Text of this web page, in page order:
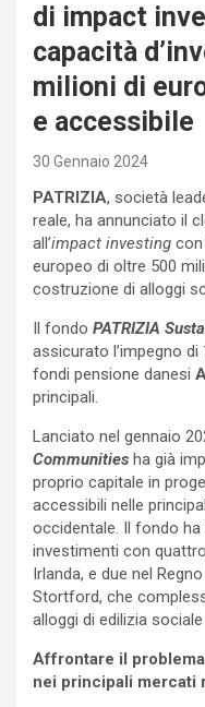
di impact
capacità
milioni di
e accessibile
30 Gennaio 2024
PATRIZIA, società
reale, ha annunciato il
all’impact investing
europeo di oltre 500
costruzione di alloggi
Il fondo PATRIZIA
assicurato l’impegno
fondi pensione danesi
principali.
Lanciato nel gennaio
Communities ha già
proprio capitale in
accessibili nelle
occidentale. Il fondo
investimenti con
Irlanda, e due nel
Stortford, che
alloggi di edilizia
Affrontare il
nei principali mercati